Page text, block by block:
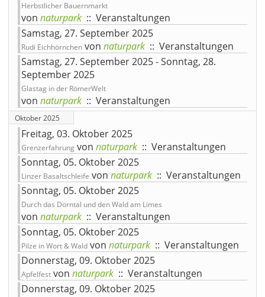
Herbstlicher Bauernmarkt
von naturpark :: Veranstaltungen
Samstag, 27. September 2025
Rudi Eichhörnchen von naturpark :: Veranstaltungen
Samstag, 27. September 2025 - Sonntag, 28.
September 2025
Glastag in der RömerWelt
von naturpark :: Veranstaltungen
Oktober 2025
Freitag, 03. Oktober 2025
Grenzerfahrung von naturpark :: Veranstaltungen
Sonntag, 05. Oktober 2025
Linzer Basaltschleife von naturpark :: Veranstaltungen
Sonntag, 05. Oktober 2025
Durch das Dorntal und den Wald am Limes
von naturpark :: Veranstaltungen
Sonntag, 05. Oktober 2025
Pilze in Wort & Wald von naturpark :: Veranstaltungen
Donnerstag, 09. Oktober 2025
Apfelfest von naturpark :: Veranstaltungen
Donnerstag, 09. Oktober 2025